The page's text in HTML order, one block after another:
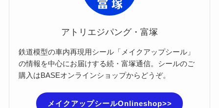
アトリエジパング・富塚
鉄道模型の車内再現用シール「メイクアップシール」
の情報を中心にお届けする続・富塚通信。シールのご
購入はBASEオンラインショップからどうぞ。
メイクアップシールOnlineshop>>